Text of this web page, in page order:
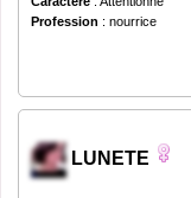
Profession : nourrice
LUNETE